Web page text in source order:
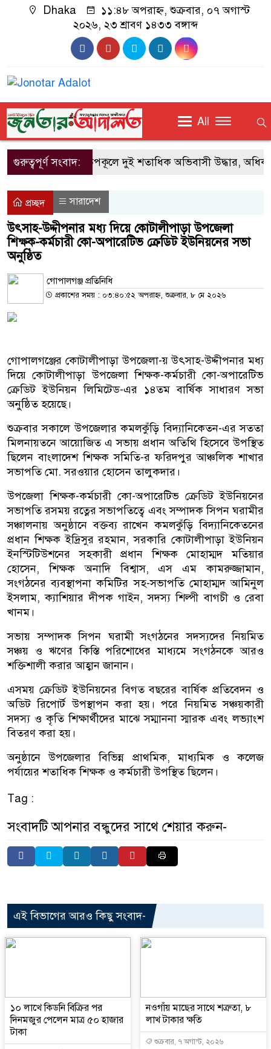
Dhaka
১১:৪৮ অপরাহ্ন, শুক্রবার, ০৭ অগাস্ট
২০২৬, ২৩ শ্রাবণ ১৪৩৩ বঙ্গাব্দ
All
গুরুত্বপূর্ণ সংবাদ:গ্রিস উপকূলে দুই শতাধিক অভিবাসী উদ্ধার,
প্রচ্ছদ সারাদেশ
উৎসাহ-উদ্দীপনার মধ্য দিয়ে কোটালীপাড়া উপজেলা
শিক্ষক-কর্মচারী কো-অপারেটিভ ক্রেডিট ইউনিয়নের সভা
অনুষ্ঠিত
গোপালগঞ্জ প্রতিনিধি
প্রকাশের সময় : ০৩:৪০:৫২ অপরাহ্ন, শুক্রবার, ৮ মে ২০২৬
গোপালগঞ্জের কোটালীপাড়া উপজেলা-য় উৎসাহ-উদ্দীপনার মধ্য
দিয়ে কোটালীপাড়া উপজেলা শিক্ষক-কর্মচারী কো-অপারেটিভ
ক্রেডিট ইউনিয়ন লিমিটেড-এর ১৪তম বার্ষিক সাধারণ সভা
অনুষ্ঠিত হয়েছে।
শুক্রবার সকালে উপজেলার কমলকুঁড়ি বিদ্যানিকেতন-এর সততা
মিলনায়তনে আয়োজিত এ সভায় প্রধান অতিথি হিসেবে উপস্থিত
ছিলেন বাংলাদেশ শিক্ষক সমিতি-র ফরিদপুর আঞ্চলিক শাখার
সভাপতি মো. সরওয়ার হোসেন তালুকদার।
উপজেলা শিক্ষক-কর্মচারী কো-অপারেটিভ ক্রেডিট ইউনিয়নের
সভাপতি রসময় রত্নের সভাপতিত্বে এবং সম্পাদক সিপন ঘরামীর
সঞ্চালনায় অনুষ্ঠানে বক্তব্য রাখেন কমলকুঁড়ি বিদ্যানিকেতনের
প্রধান শিক্ষক ইদ্রিসুর রহমান, সরকারি কোটালীপাড়া ইউনিয়ন
ইনস্টিটিউশনের সহকারী প্রধান শিক্ষক মোহাম্মদ মতিয়ার
হোসেন, শিক্ষক অনাদি বিশ্বাস, এস এম কামরুজ্জামান,
সংগঠনের ব্যবস্থাপনা কমিটির সহ-সভাপতি মোহাম্মদ আমিনুল
ইসলাম, ক্যাশিয়ার দীপক গাইন, সদস্য শিল্পী বাগচী ও রেবা
খানম।
সভায় সম্পাদক সিপন ঘরামী সংগঠনের সদস্যদের নিয়মিত
সঞ্চয় ও ঋণের কিস্তি পরিশোধের মাধ্যমে সংগঠনকে আরও
শক্তিশালী করার আহ্বান জানান।
এসময় ক্রেডিট ইউনিয়নের বিগত বছরের বার্ষিক প্রতিবেদন ও
অডিট রিপোর্ট উপস্থাপন করা হয়। পরে নিয়মিত সঞ্চয়কারী
সদস্য ও কৃতি শিক্ষার্থীদের মাঝে সম্মাননা স্মারক এবং লভ্যাংশ
বিতরণ করা হয়।
অনুষ্ঠানে উপজেলার বিভিন্ন প্রাথমিক, মাধ্যমিক ও কলেজ
পর্যায়ের শতাধিক শিক্ষক ও কর্মচারী উপস্থিত ছিলেন।
Tag :
সংবাদটি আপনার বন্ধুদের সাথে শেয়ার করুন-
এই বিভাগের আরও কিছু সংবাদ-
১০ লাখে কিডনি বিক্রির পর
দিনমজুর পেলেন মাত্র ৫০ হাজার
টাকা
নওগাঁয় মাছের সাথে শত্রুতা, ৮
লাখ টাকার ক্ষতি
শুক্রবার, ৭ অগাস্ট, ২০২৬